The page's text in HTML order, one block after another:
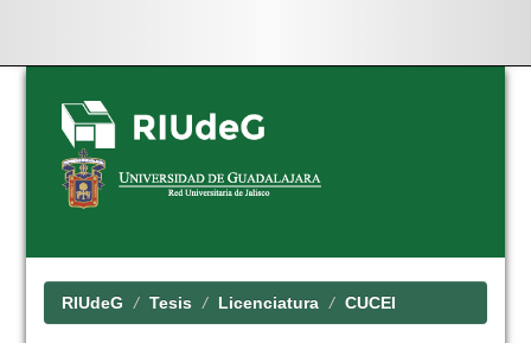
Skip
navigation
RIUdeG Tesis Licenciatura CUCEI